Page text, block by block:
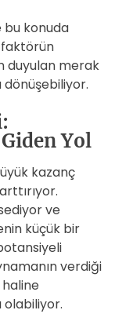
konuda
duyulan merak
Yol
kazanç
ve
küçük bir
verdiği
haline
olabiliyor.